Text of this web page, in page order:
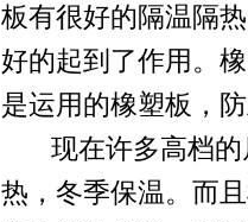
板有很好的隔温隔
好的起到了作用。
是运用的橡塑板，
现在许多高档的
热，冬季保温。而